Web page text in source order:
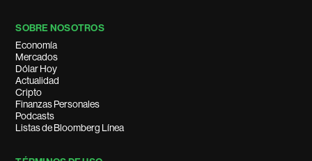
SOBRE NOSOTROS
Economía
Mercados
Dólar Hoy
Actualidad
Cripto
Finanzas Personales
Podcasts
Listas de Bloomberg Línea